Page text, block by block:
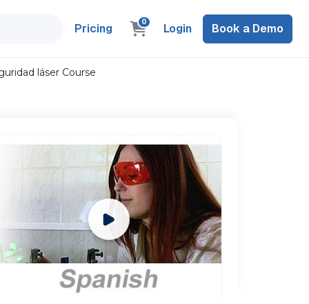
Pricing 0 Login Book a Demo
láser Course